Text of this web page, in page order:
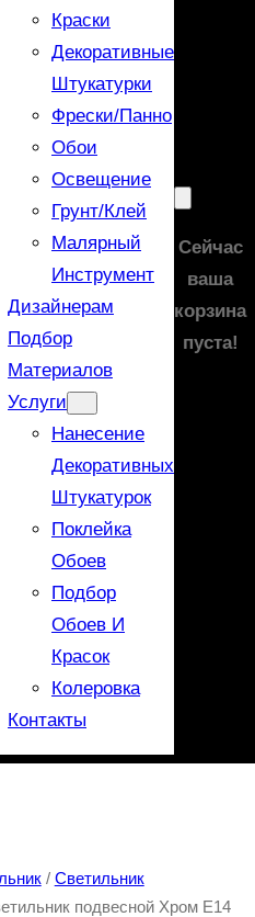
Краски
Декоративные
Штукатурки
Фрески/панно
Обои
Освещение
Грунт/Клей
Малярный
Инструмент
Дизайнерам
Подбор
Материалов
Услуги
Нанесение
Декоративных
Штукатурок
Поклейка
Обоев
Подбор
Обоев И
Красок
Колеровка
Контакты
Сейчас
ваша
корзина
пуста!
/ Светильник
подвесной Хром E14